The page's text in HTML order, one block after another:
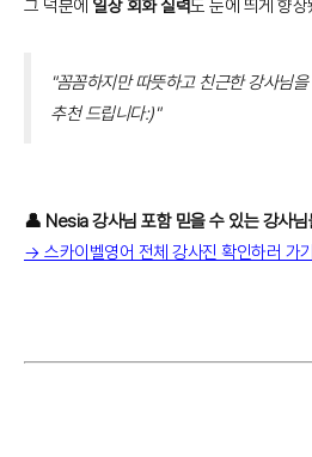
그 덕분에 일상 회화 실력도 눈에 띄게 향
"꼼꼼하지만 따뜻하고 친근한 강사님
추천 드립니다:)"
👤 Nesia 강사님 포함 믿을 수 있는 강사
→ 스카이벨영어 전체 강사진 확인하러 가기